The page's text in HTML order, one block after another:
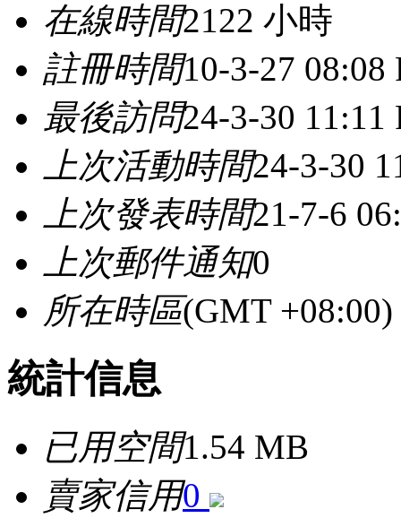
在線時間2122 小時
註冊時間10-3-27 08:08
最後訪問24-3-30 11:11
上次活動時間24-3-30
上次發表時間21-7-6
上次郵件通知0
所在時區(GMT
統計信息
已用空間1.54 MB
賣家信用0